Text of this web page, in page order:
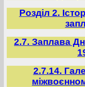
Розділ 2.
2.7. Заплава
2.7.14.